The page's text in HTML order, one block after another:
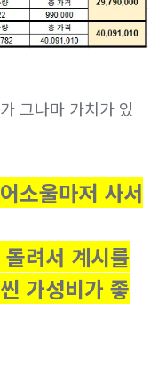
그나마 가치가 있
소울마저 사서
려서 계시를
가성비가 좋